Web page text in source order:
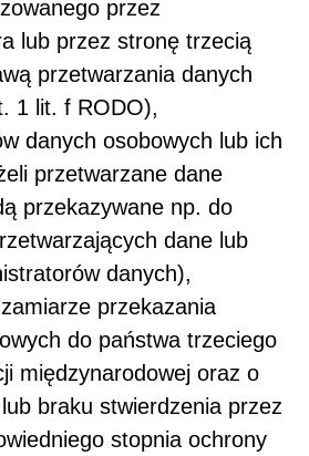
przez
lub przez stronę trzecią
przetwarzania danych
1 lit. f RODO),
danych osobowych lub ich
przetwarzane dane
przekazywane np. do
dane lub
danych),
przekazania
do państwa trzeciego
międzynarodowej oraz o
braku stwierdzenia przez
stopnia ochrony